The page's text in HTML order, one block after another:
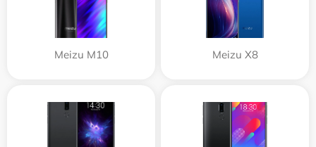
Meizu M10 Meizu X8